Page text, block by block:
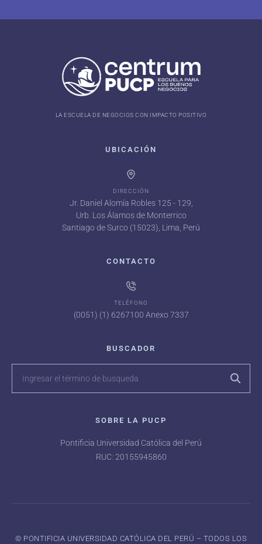
LA ESCUELA DE NEGOCIOS CON IMPACTO POSITIVO
UBICACIÓN
DIRECCIÓN
Jr. Daniel Alomía Robles 125 - 129,
Urb. Los Álamos de Monterrico
Santiago de Surco (15023), Lima, Perú
CONTACTO
TELÉFONO
(0051) (1) 6267100 Anexo 7337
BUSCADOR
SOBRE LA PUCP
Pontificia Universidad Católica del Perú
RUC: 20155945860
©️ PONTIFICIA UNIVERSIDAD CATÓLICA DEL PERÚ – TODOS LOS